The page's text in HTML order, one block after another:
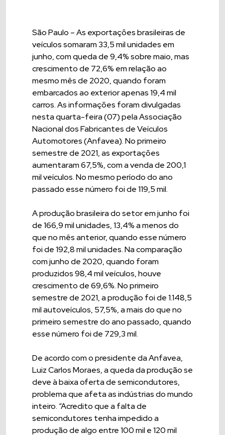
São Paulo – As exportações brasileiras de
veículos somaram 33,5 mil unidades em
junho, com queda de 9,4% sobre maio, mas
crescimento de 72,6% em relação ao
mesmo mês de 2020, quando foram
embarcados ao exterior apenas 19,4 mil
carros. As informações foram divulgadas
nesta quarta-feira (07) pela Associação
Nacional dos Fabricantes de Veículos
Automotores (Anfavea). No primeiro
semestre de 2021, as exportações
aumentaram 67,5%, com a venda de 200,1
mil veículos. No mesmo período do ano
passado esse número foi de 119,5 mil.
A produção brasileira do setor em junho foi
de 166,9 mil unidades, 13,4% a menos do
que no mês anterior, quando esse número
foi de 192,8 mil unidades. Na comparação
com junho de 2020, quando foram
produzidos 98,4 mil veículos, houve
crescimento de 69,6%. No primeiro
semestre de 2021, a produção foi de 1.148,5
mil autoveículos, 57,5%, a mais do que no
primeiro semestre do ano passado, quando
esse número foi de 729,3 mil.
De acordo com o presidente da Anfavea,
Luiz Carlos Moraes, a queda da produção se
deve à baixa oferta de semicondutores,
problema que afeta as indústrias do mundo
inteiro. “Acredito que a falta de
semicondutores tenha impedido a
produção de algo entre 100 mil e 120 mil